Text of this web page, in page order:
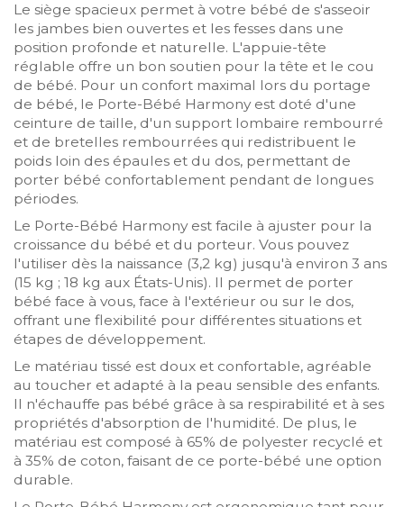
Le siège spacieux permet à votre bébé de s'asseoir
les jambes bien ouvertes et les fesses dans une
position profonde et naturelle. L'appuie-tête
réglable offre un bon soutien pour la tête et le cou
de bébé. Pour un confort maximal lors du portage
de bébé, le Porte-Bébé Harmony est doté d'une
ceinture de taille, d'un support lombaire rembourré
et de bretelles rembourrées qui redistribuent le
poids loin des épaules et du dos, permettant de
porter bébé confortablement pendant de longues
périodes.
Le Porte-Bébé Harmony est facile à ajuster pour la
croissance du bébé et du porteur. Vous pouvez
l'utiliser dès la naissance (3,2 kg) jusqu'à environ 3 ans
(15 kg ; 18 kg aux États-Unis). Il permet de porter
bébé face à vous, face à l'extérieur ou sur le dos,
offrant une flexibilité pour différentes situations et
étapes de développement.
Le matériau tissé est doux et confortable, agréable
au toucher et adapté à la peau sensible des enfants.
Il n'échauffe pas bébé grâce à sa respirabilité et à ses
propriétés d'absorption de l'humidité. De plus, le
matériau est composé à 65% de polyester recyclé et
à 35% de coton, faisant de ce porte-bébé une option
durable.